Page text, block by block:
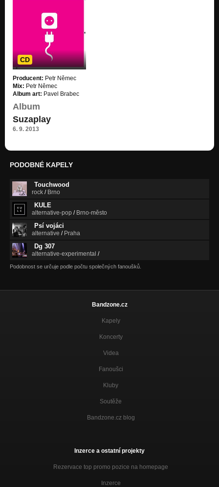
CD
Producent: Petr Němec
Mix: Petr Němec
Album art: Pavel Brabec
Album
Suzaplay
6. 9. 2013
PODOBNÉ KAPELY
Touchwood
rock / Brno
KULE
alternative-pop / Brno-město
Psí vojáci
alternative / Praha
Dg 307
alternative-experimental /
Podobnost se určuje podle počtu společných fanoušků.
Bandzone.cz
Kapely
Koncerty
Videa
Fanoušci
Kluby
Soutěže
Bandzone.cz blog
Inzerce a ostatní projekty
Rezervace top promo pozice na homepage
Inzerce